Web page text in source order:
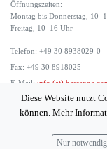
Öffnungszeiten:
Montag bis Donnerstag,
Freitag, 10–16 Uhr
Telefon: +49 30 8938029-0
Fax: +49 30 8918025
E-Mail: info (at)
Diese Website nutzt
können. Mehr
Nur